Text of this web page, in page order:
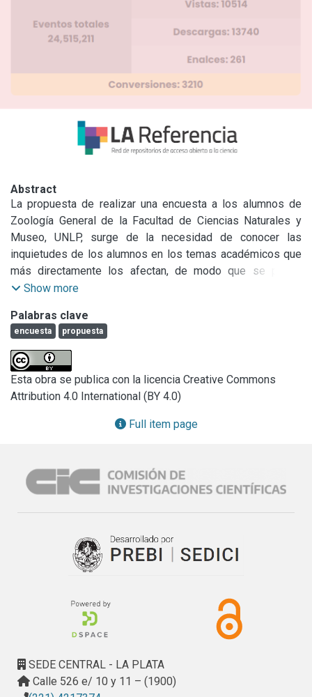
Abstract
La propuesta de realizar una encuesta a los alumnos de
Zoología General de la Facultad de Ciencias Naturales y
Museo, UNLP, surge de la necesidad de conocer las
inquietudes de los alumnos en los temas académicos que
más directamente los afectan, de modo que se pueda
recopilar y acceder a las opiniones y sugerencias de una
propuesta pretende identificar los problemas académicos
de los alumnos, como así también los relacionados con los
métodos de estudio y poder incluir los avances
tecnológicos. Habrá que distinguir entre problemas de
carácter general y problemas puntuales, recoger
propuestas que permitan mejorar la enseñanza,
preguntando a los alumnos en qué aspectos les gustaría
permita a los profesores tener una visión real de su
asignatura (empatía) y ponga de manifiesto sus puntos
sencilla y ágil, puesto que contestar la encuesta llevará
sólo unos pocos minutos. Así, por una parte el alumno de
Zoología General puede tomar conciencia de que sus
encauzar la participación del alumno en su universidad
impidiendo que las opiniones y las sugerencias se
dispersen en foros más restringidos. Estas innovaciones
Cátedra una mejora significativa que puede irradiarse a las
otras asignaturas de primer año.
Show more
Palabras clave
encuesta propuesta
Esta obra se publica con la licencia Creative Commons
Attribution 4.0 International (BY 4.0)
Full item page
SEDE CENTRAL - LA PLATA
Calle 526 e/ 10 y 11 – (1900)